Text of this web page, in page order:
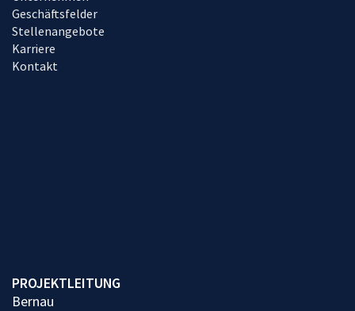
Geschäftsfelder
Stellenangebote
Karriere
Kontakt
PROJEKTLEITUNG
Bernau